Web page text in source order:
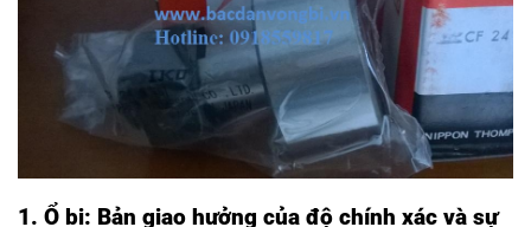
1. Ổ bi: Bản giao hưởng của độ chính xác và sự